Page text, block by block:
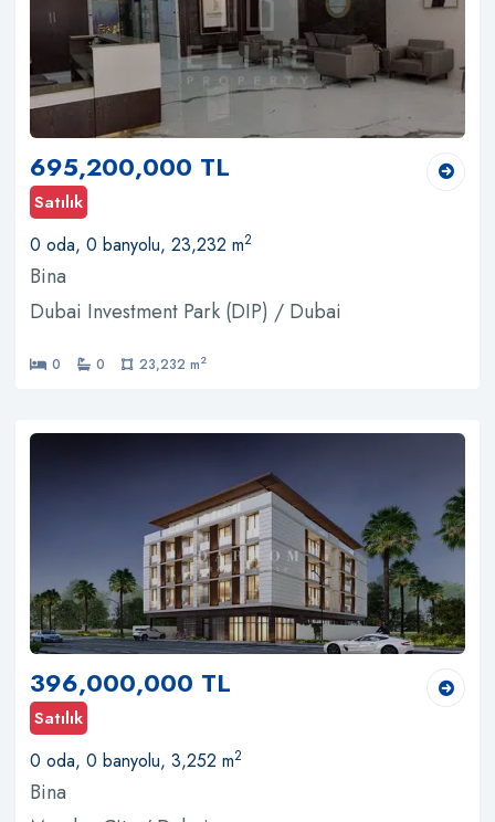
695,200,000 TL
Satılık
0 oda, 0 banyolu, 23,232 m2
Bina
Dubai Investment Park (DIP) / Dubai
0 0 23,232 m2
396,000,000 TL
Satılık
0 oda, 0 banyolu, 3,252 m2
Bina